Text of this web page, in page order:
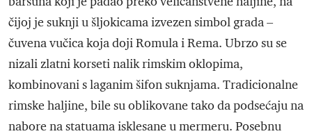
čijoj je suknji u šljokicama izvezen simbol grada –
čuvena vučica koja doji Romula i Rema. Ubrzo su se
nizali zlatni korseti nalik rimskim oklopima,
kombinovani s laganim šifon suknjama. Tradicionalne
rimske haljine, bile su oblikovane tako da podsećaju na
nabore na statuama isklesane u mermeru. Posebnu